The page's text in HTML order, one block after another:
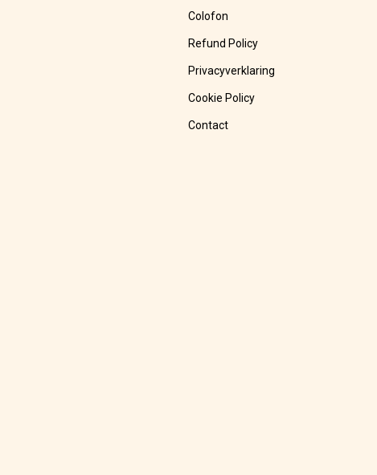
Colofon
Refund Policy
Privacyverklaring
Cookie Policy
Contact